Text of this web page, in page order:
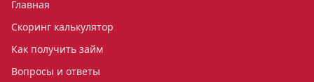
Главная
Скоринг калькулятор
Как получить займ
Вопросы и ответы